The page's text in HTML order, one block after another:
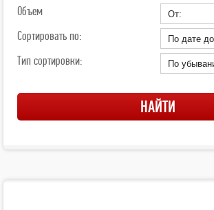
Объем
Сортировать по:
Тип сортировки: